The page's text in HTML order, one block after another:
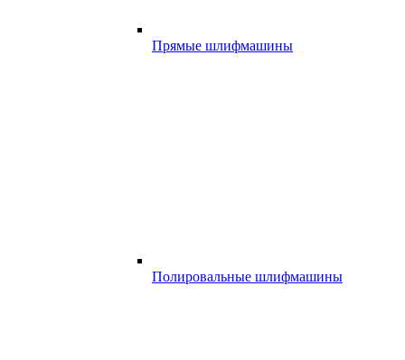
Прямые шлифмашины
Полировальные шлифмашины